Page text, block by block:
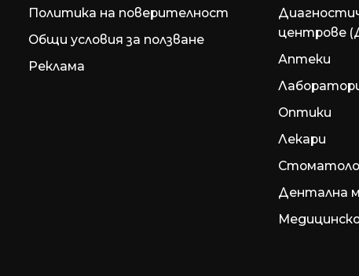
Политика на поверителност
Общи условия за ползване
Реклама
центрове
Аптеки
Оптики
Лекари
Дентална